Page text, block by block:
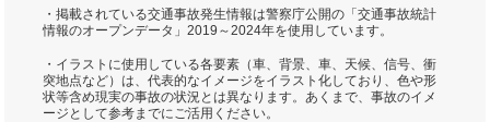
・掲載されている交通事故発生情報は警察庁公開の「交通事故統計
情報のオープンデータ」2019～2024年を使用しています。
・イラストに使用している各要素（車、背景、車、天候、信号、衝
突地点など）は、代表的なイメージをイラスト化しており、色や形
状等含め現実の事故の状況とは異なります。あくまで、事故のイメ
ージとして参考までにご活用ください。